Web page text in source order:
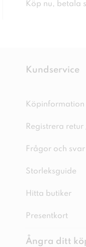
Köp nu, betala
Kundservice
Köpinformation
Registrera
Frågor och svar
Storleksguide
Hitta butiker
Presentkort
Ångra ditt